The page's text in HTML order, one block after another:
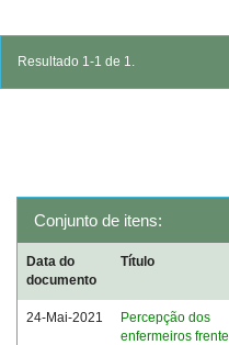
Resultado 1-1 de 1.
Conjunto de itens:
Data do
documento
Título
24-Mai-2021
Percepção dos
enfermeiros frente